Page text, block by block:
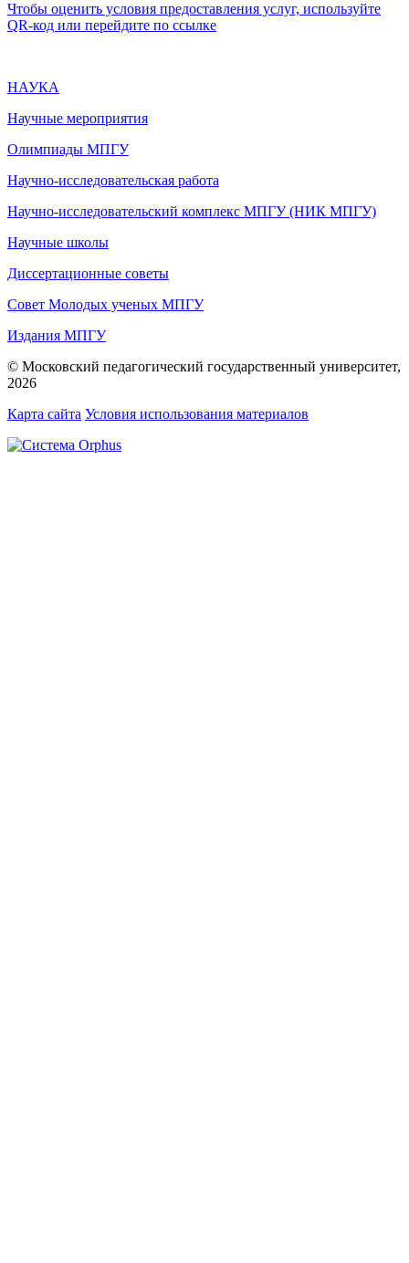
Чтобы оценить условия предоставления услуг, используйте
QR-код или перейдите по ссылке
НАУКА
Научные мероприятия
Олимпиады МПГУ
Научно-исследовательская работа
Научно-исследовательский комплекс МПГУ (НИК МПГУ)
Научные школы
Диссертационные советы
Совет Молодых ученых МПГУ
Издания МПГУ
© Московский педагогический государственный университет,
2026
Карта сайта Условия использования материалов